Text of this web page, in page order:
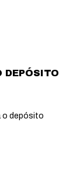
DEPÓSITO
o depósito